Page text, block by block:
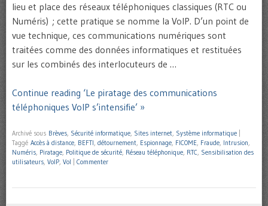
lieu et place des réseaux téléphoniques classiques (RTC ou
Numéris) ; cette pratique se nomme la VoIP. D’un point de
vue technique, ces communications numériques sont
traitées comme des données informatiques et restituées
sur les combinés des interlocuteurs de …
Continue reading ‘Le piratage des communications
téléphoniques VoIP s’intensifie’ »
Archivé sous Brèves, Sécurité informatique, Sites internet, Système informatique
Taggé Accès à distance, BEFTI, détournement, Espionnage, FICOME, Fraude, Intrusion,
Numéris, Piratage, Politique de sécurité, Réseau téléphonique, RTC, Sensibilisation des
utilisateurs, VoIP, Vol Commenter